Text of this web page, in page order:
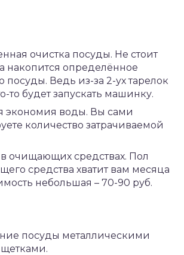
очистка посуды. Не стоит
накопится определённое
посуды. Ведь из-за 2-ух тарелок
то будет запускать машинку.
экономия воды. Вы сами
количество затрачиваемой
очищающих средствах. Пол
средства хватит вам месяца
небольшая – 70-90 руб.
посуды металлическими